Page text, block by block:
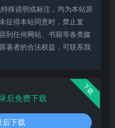
殊说明或标注，均为本站原
征得本站同意时，禁止复
到任何网站、书籍等各类媒
著者的合法权益，可联系我
下载
后免费下载
后下载